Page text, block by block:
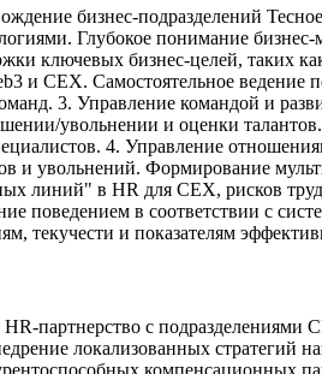
бизнес-подразделений
Глубокое понимание
ключевых бизнес-целей, таких
и CEX. Самостоятельное
3. Управление командой и
увольнении и оценки
4. Управление
и увольнений. Формирование
линий" в HR для CEX, рисков
поведением в соответствии с
текучести и показателям
HR-партнерство с подразделениями
локализованных стратегий
компенсационных